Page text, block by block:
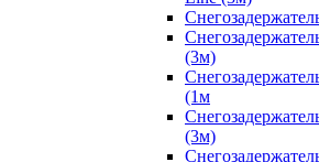
(3м)
(1м
(3м)